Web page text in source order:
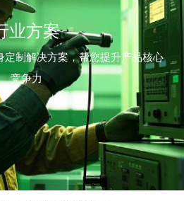
业方案
定制解决方案，帮您提升产品核心
竞争力